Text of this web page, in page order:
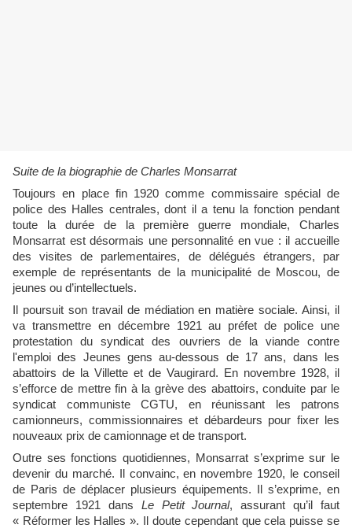
Suite de la biographie de Charles Monsarrat
Toujours en place fin 1920 comme commissaire spécial de
police des Halles centrales, dont il a tenu la fonction pendant
toute la durée de la première guerre mondiale, Charles
Monsarrat est désormais une personnalité en vue : il accueille
des visites de parlementaires, de délégués étrangers, par
exemple de représentants de la municipalité de Moscou, de
jeunes ou d’intellectuels.
Il poursuit son travail de médiation en matière sociale. Ainsi, il
va transmettre en décembre 1921 au préfet de police une
protestation du syndicat des ouvriers de la viande contre
l'emploi des Jeunes gens au-dessous de 17 ans, dans les
abattoirs de la Villette et de Vaugirard. En novembre 1928, il
s’efforce de mettre fin à la grève des abattoirs, conduite par le
syndicat communiste CGTU, en réunissant les patrons
camionneurs, commissionnaires et débardeurs pour fixer les
nouveaux prix de camionnage et de transport.
Outre ses fonctions quotidiennes, Monsarrat s’exprime sur le
devenir du marché. Il convainc, en novembre 1920, le conseil
de Paris de déplacer plusieurs équipements. Il s’exprime, en
septembre 1921 dans Le Petit Journal, assurant qu’il faut
« Réformer les Halles ». Il doute cependant que cela puisse se